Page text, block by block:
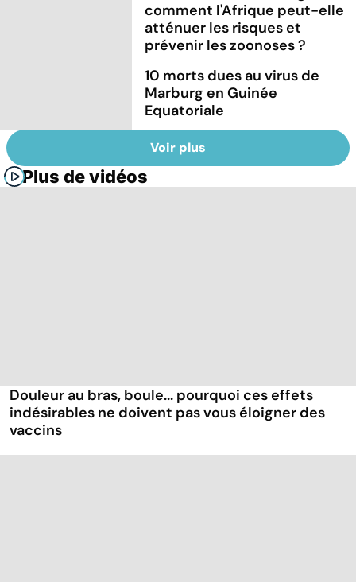
comment l'Afrique peut-elle
atténuer les risques et
prévenir les zoonoses ?
10 morts dues au virus de
Marburg en Guinée
Equatoriale
Voir plus
Plus de vidéos
Douleur au bras, boule... pourquoi ces effets
indésirables ne doivent pas vous éloigner des
vaccins